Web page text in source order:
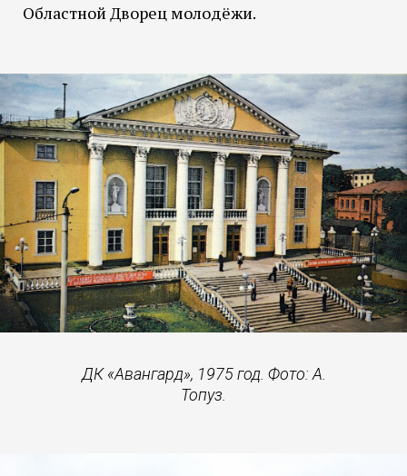
Областной Дворец молодёжи.
ДК «Авангард», 1975 год. Фото: А.
Топуз.